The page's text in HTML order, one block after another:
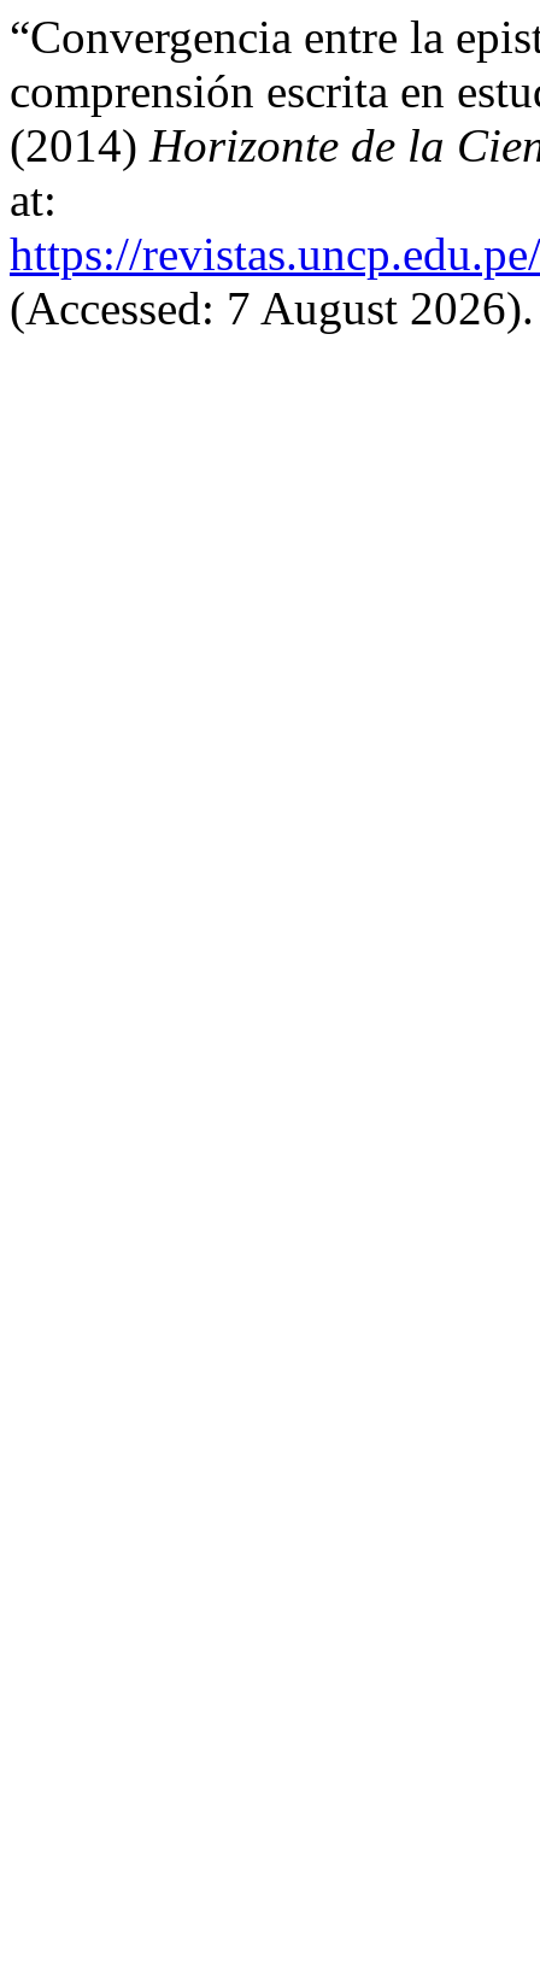
“Convergencia entre la
comprensión escrita en
(2014) Horizonte de la
at:
https://
(Accessed: 7 August 2026).